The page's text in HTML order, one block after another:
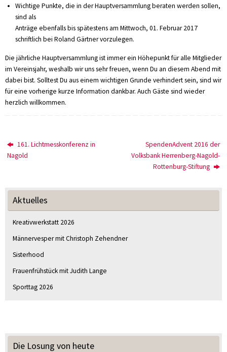
Wichtige Punkte, die in der Hauptversammlung beraten werden sollen,
sind als
Anträge ebenfalls bis spätestens am Mittwoch, 01. Februar 2017
schriftlich bei Roland Gärtner vorzulegen.
Die jährliche Hauptversammlung ist immer ein Höhepunkt für alle Mitglieder
im Vereinsjahr, weshalb wir uns sehr freuen, wenn Du an diesem Abend mit
dabei bist. Solltest Du aus einem wichtigen Grunde verhindert sein, sind wir
für eine vorherige kurze Information dankbar. Auch Gäste sind wieder
herzlich willkommen.
161. Lichtmesskonferenz in
Nagold
SpendenAdvent 2016 der
Volksbank Herrenberg-Nagold-
Rottenburg-Stiftung
Aktuelles
Kreativwerkstatt 2026
Männervesper mit Christoph Zehendner
Sisterhood
Frauenfrühstück mit Judith Lange
Sporttag 2026
Die Losung von heute